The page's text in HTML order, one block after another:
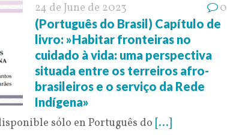
24 de June de 2023 0
(Português do Brasil) Capítulo de
livro: »Habitar fronteiras no
cuidado à vida: uma perspectiva
situada entre os terreiros afro-
brasileiros e o serviço da Rede
Indígena»
sólo en Português do [...]